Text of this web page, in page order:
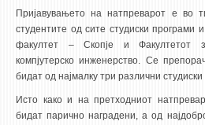
КОНТАКТ
Пријавувањето на натпреварот е
студентите од сите студиски програми
факултет – Скопје и Факултетот
компјутерско инженерство. Се
бидат од најмалку три различни
Исто како и на претходниот
бидат парично наградени, а од